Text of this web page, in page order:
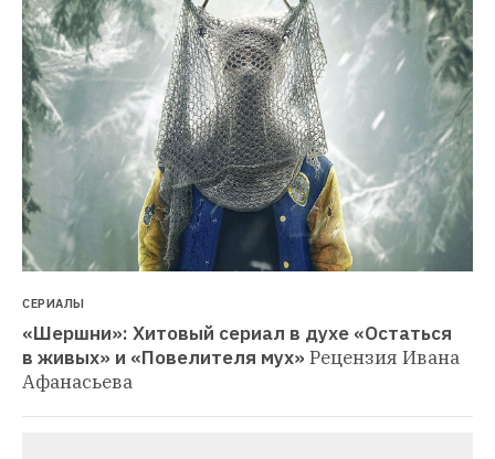
СЕРИАЛЫ
«Шершни»: Хитовый сериал в духе «Остаться
в живых» и «Повелителя мух» Рецензия Ивана
Афанасьева